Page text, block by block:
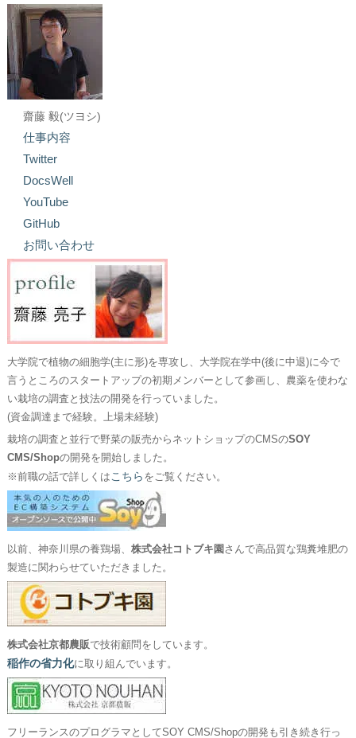
齋藤 毅(ツヨシ)
仕事内容
Twitter
DocsWell
YouTube
GitHub
お問い合わせ
大学院で植物の細胞学(主に形)を専攻し、大学院在学中(後に中退)に今で
言うところのスタートアップの初期メンバーとして参画し、農薬を使わな
い栽培の調査と技法の開発を行っていました。
(資金調達まで経験。上場未経験)
栽培の調査と並行で野菜の販売からネットショップのCMSのSOY
CMS/Shopの開発を開始しました。
※前職の話で詳しくはこちら をご覧ください。
以前、神奈川県の養鶏場、 株式会社コトブキ園 さんで高品質な鶏糞堆肥の
製造に関わらせていただきました。
株式会社京都農販で技術顧問をしています。
稲作の省力化に取り組んでいます。
フリーランスのプログラマとしてSOY CMS/Shopの開発も引き続き行っ